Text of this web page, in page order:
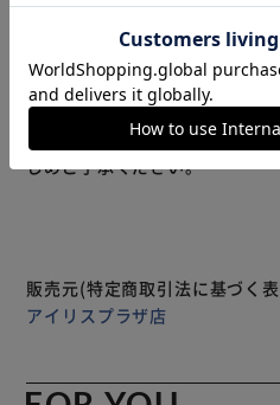
映し出される♪ 【タオルとて
ぐいの持つ使いやすさにタオ
細い糸を使用し、短いパイル
コットン100％の日本製品。 【
う、絞る、首に巻く、かける
ムはもちろん薄手でかさばら
アウトドアでも活躍◎ 【プレ
もっと
※製品は予告なく仕様を変更す
じめご了承ください。
販売元(特定商取引法に基づく表
アイリスプラザ店